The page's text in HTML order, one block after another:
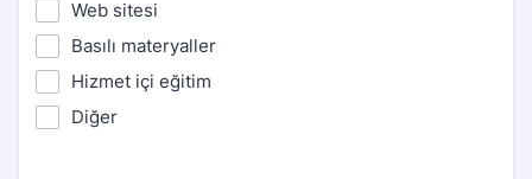
Web sitesi
Basılı materyaller
Hizmet içi eğitim
Diğer